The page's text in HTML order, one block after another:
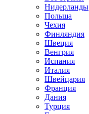
Нидерланды
Польша
Чехия
Финляндия
Швеция
Венгрия
Испания
Италия
Швейцария
Франция
Дания
Турция